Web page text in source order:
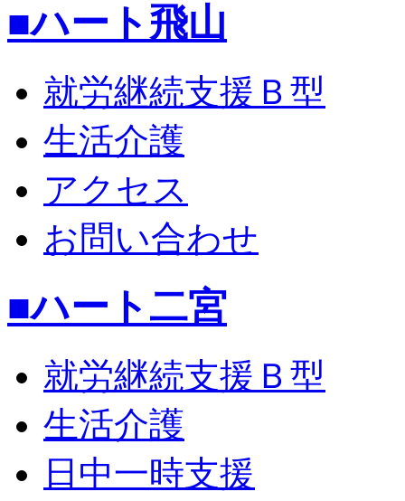
■ハート飛山
就労継続支援Ｂ型
生活介護
アクセス
お問い合わせ
■ハート二宮
就労継続支援Ｂ型
生活介護
日中一時支援